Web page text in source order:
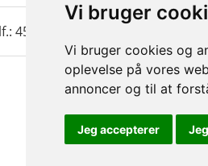
Vi bruger
Vi bruger cookies og
oplevelse på vores
annoncer og til at
Jeg accepterer
45 35 24 12